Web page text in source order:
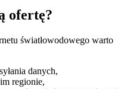
ofertę?
światłowodowego warto
danych,
regionie,